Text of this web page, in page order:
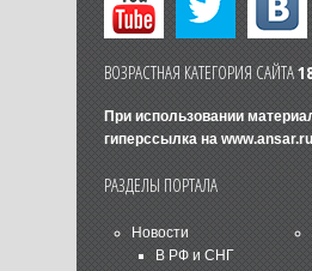
ВОЗРАСТНАЯ КАТЕГОРИЯ САЙТА
При использовании
гиперссылка на www.ansar.ru
РАЗДЕЛЫ ПОРТАЛА
Новости
В РФ и СНГ